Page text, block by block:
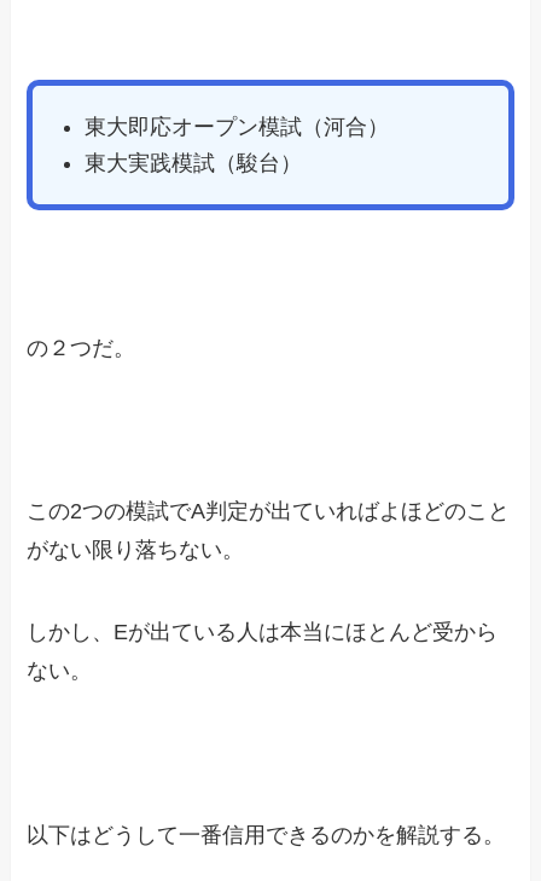
東大即応オープン模試（河合）
東大実践模試（駿台）
の２つだ。
この2つの模試でA判定が出ていればよほどのこと
がない限り落ちない。
しかし、Eが出ている人は本当にほとんど受から
ない。
以下はどうして一番信用できるのかを解説する。